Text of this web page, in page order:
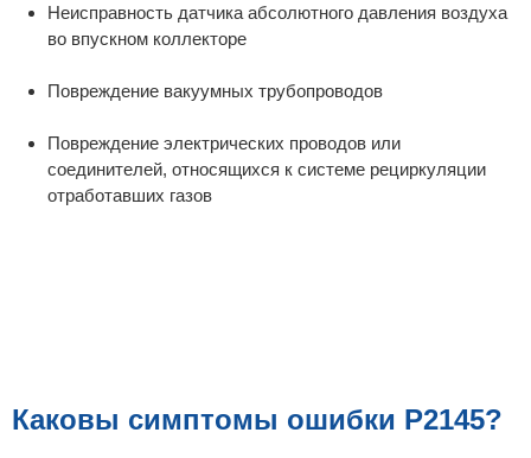
Неисправность датчика абсолютного давления воздуха
во впускном коллекторе
Повреждение вакуумных трубопроводов
Повреждение электрических проводов или
соединителей, относящихся к системе рециркуляции
отработавших газов
Каковы симптомы ошибки P2145?